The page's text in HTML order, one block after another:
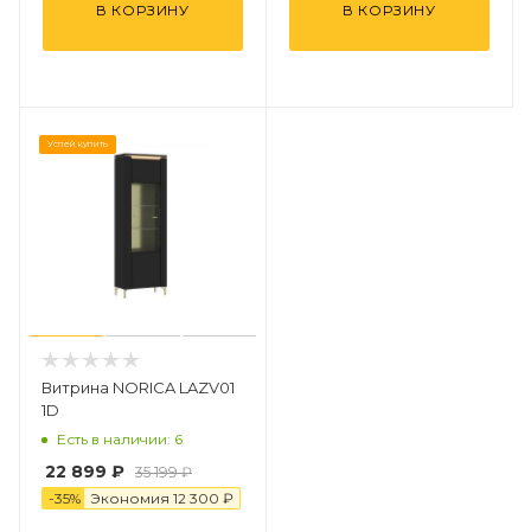
В КОРЗИНУ В КОРЗИНУ
Успей купить
Витрина NORICA LAZV01
1D
Есть в наличии: 6
22 899 ₽ 35 199₽
-35% Экономия 12 300 ₽